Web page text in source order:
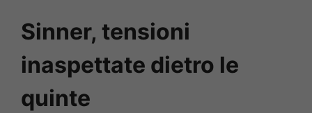
Sinner, tensioni
inaspettate dietro le
quinte